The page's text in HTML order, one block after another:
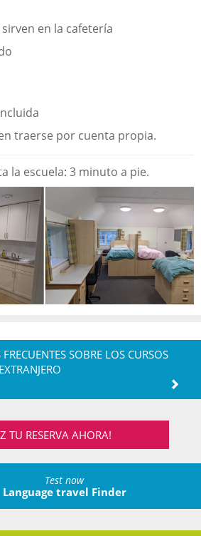
en la cafetería
traerse por cuenta propia.
la escuela: 3 minuto a pie.
SOBRE LOS CURSOS
TU RESERVA AHORA!
Test now
Language travel Finder